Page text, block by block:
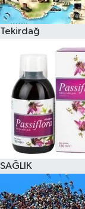
Tekirdağ
SAĞLIK